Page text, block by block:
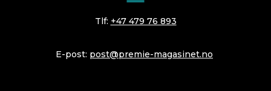
Tlf: +47 479 76 893
E-post: post@premie-magasinet.no